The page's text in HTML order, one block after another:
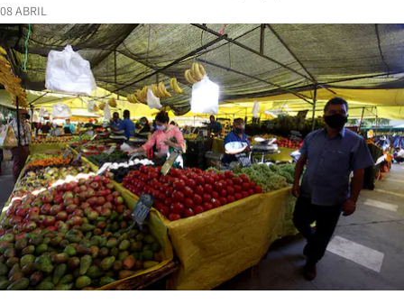
08 ABRIL